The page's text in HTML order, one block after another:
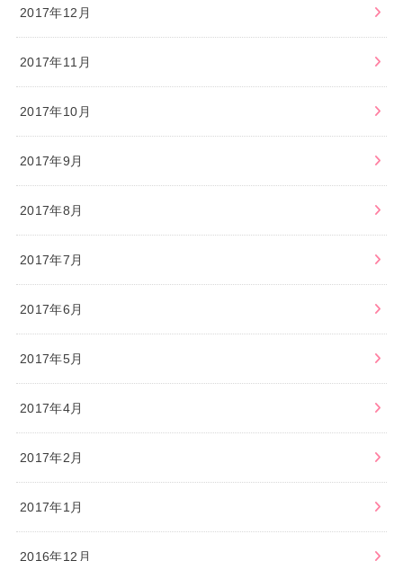
2017年12月
2017年11月
2017年10月
2017年9月
2017年8月
2017年7月
2017年6月
2017年5月
2017年4月
2017年2月
2017年1月
2016年12月